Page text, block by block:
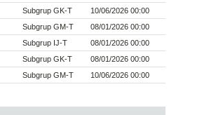
Subgrup GK-T
10/06/2026 00:00
Subgrup GM-T
08/01/2026 00:00
Subgrup IJ-T
08/01/2026 00:00
Subgrup GK-T
08/01/2026 00:00
Subgrup GM-T 10/06/2026 00:00